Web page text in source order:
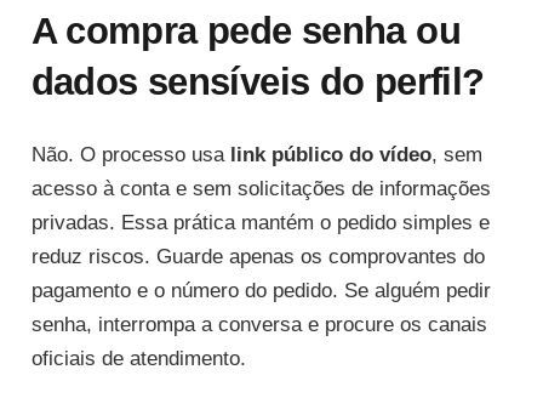
A compra pede senha ou
dados sensíveis do perfil?
Não. O processo usa link público do vídeo, sem
acesso à conta e sem solicitações de informações
privadas. Essa prática mantém o pedido simples e
reduz riscos. Guarde apenas os comprovantes do
pagamento e o número do pedido. Se alguém pedir
senha, interrompa a conversa e procure os canais
oficiais de atendimento.